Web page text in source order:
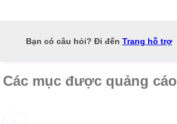
Bạn có câu hỏi? Đi đến Trang hỗ trợ
Các mục được quảng cáo